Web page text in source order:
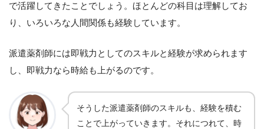
で活躍してきたことでしょう。ほとんどの科目は理解してお
り、いろいろな人間関係も経験しています。
派遣薬剤師には即戦力としてのスキルと経験が求められます
し、即戦力なら時給も上がるのです。
そうした派遣薬剤師のスキルも、経験を積む
ことで上がっていきます。それにつれて、時